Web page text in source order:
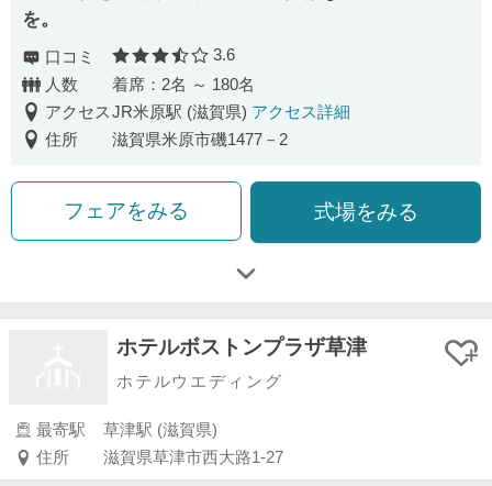
を。
口コミ 口コミ評価
3.6
人数
着席：2名 ～ 180名
アクセスJR米原駅 (滋賀県) アクセス詳細
住所
滋賀県米原市磯1477－2
フェアをみる 式場をみる
ホテルボストンプラザ草津
ホテルウエディング
最寄駅
草津駅 (滋賀県)
住所
滋賀県草津市西大路1-27